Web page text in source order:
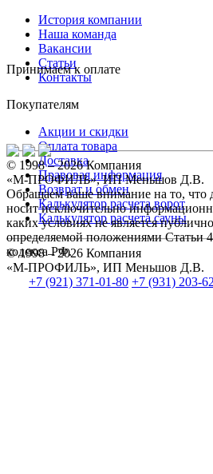
История компании
Наша команда
Вакансии
Статьи
Контакты
Покупателям
Акции и скидки
Оплата товара
Доставка
Правовая информация
Возврат и обмен
Калькулятор расчета ворот
Калькулятор расчета сауны
© 1998 – 2026 Компания
«М-ПРОФИЛЬ», ИП Меньшов Д.В.
+7 (921) 371-01-80 +7 (931) 203-
Принимаем к оплате
© 1998 – 2026 Компания
«М-ПРОФИЛЬ», ИП Меньшов Д.В.
Обращаем ваше внимание на то, что
носит исключительно
каких условиях не является
определяемой положениями Статьи
кодекса РФ.